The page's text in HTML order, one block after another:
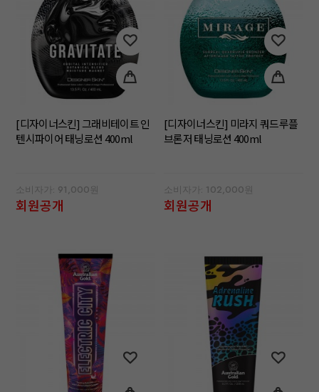
[디자이너스킨] 그래비테이트 인
텐시파이어 태닝로션 400ml
소비자가: 91,000원
회원공개
[디자이너스킨] 미라지 쿼드루플
브론저 태닝로션 400ml
소비자가: 102,000원
회원공개